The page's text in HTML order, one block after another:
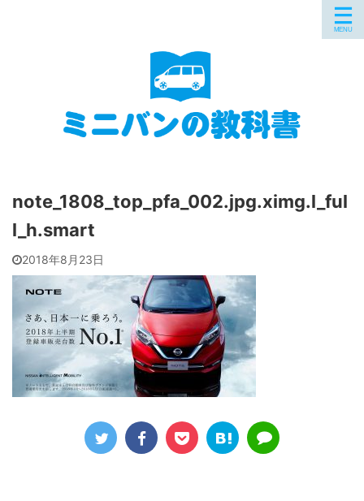
note_1808_top_pfa_002.jpg.ximg.l_ful
l_h.smart
2018年8月23日